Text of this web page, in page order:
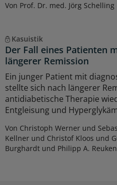
Von Prof. Dr. med. Jörg Schelling
Kasuistik
Der Fall eines Patienten
längerer Remission
Ein junger Patient mit
stellte sich nach längerer
antidiabetische Therapie
Entgleisung und
Von Christoph Werner und
Kellner und Christof Kloos und
Burghardt und Philipp A. Reuken